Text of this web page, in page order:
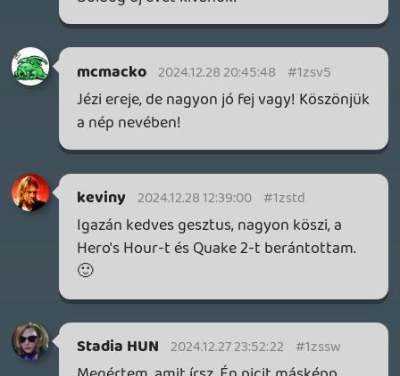
Necroman Mk2
Aha, akkor már értem miért van ez a nagy
szórás 🙂
A BG1-2 érdekelne a már beváltottak közül.
Stadia HUN 2024.12.24 22:46:24
Necroman Mk2
régóta szemezek vele.
Boldog karácsonyt!
Stadia HUN
Közben rájöttem, hogy ezek a játékok a
lemaradt volna valamelyik játékról és kell
kód, én is tudok adni. 🙂